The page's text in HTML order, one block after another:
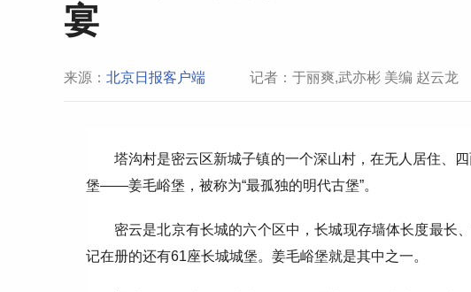
宴
来源： 北京日报客户端 记者：于丽爽,武亦彬 美编 赵云龙
塔沟村是密云区新城子镇的一个深山村，在无人居住、
堡——姜毛峪堡，被称为“最孤独的明代古堡”。
密云是北京有长城的六个区中，长城现存墙体长度最长
记在册的还有61座长城城堡。姜毛峪堡就是其中之一。